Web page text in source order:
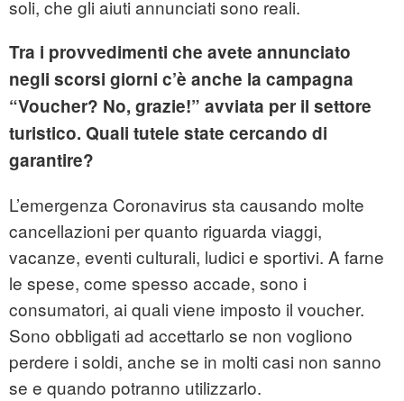
soli, che gli aiuti annunciati sono reali.
Tra i provvedimenti che avete annunciato
negli scorsi giorni c’è anche la campagna
“Voucher? No, grazie!” avviata per il settore
turistico. Quali tutele state cercando di
garantire?
L’emergenza Coronavirus sta causando molte
cancellazioni per quanto riguarda viaggi,
vacanze, eventi culturali, ludici e sportivi. A farne
le spese, come spesso accade, sono i
consumatori, ai quali viene imposto il voucher.
Sono obbligati ad accettarlo se non vogliono
perdere i soldi, anche se in molti casi non sanno
se e quando potranno utilizzarlo.